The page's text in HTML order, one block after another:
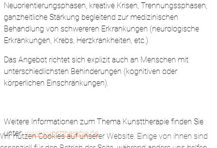
Neuorientierungsphasen, kreative Krisen, Trennungssphasen,
ganzheitliche Stärkung begleitend zur medizinischen
Behandlung von schwereren Erkrankungen (neurologische
Erkrankungen, Krebs, Herzkrankheiten, etc.)
Das Angebot richtet sich explizit auch an Menschen mit
unterschiedlichsten Behinderungen (kognitiven oder
körperlichen Einschränkungen).
Weitere Informationen zum Thema Kunsttherapie finden Sie
unter:www.kunsttherapie.de
Wir nutzen Cookies auf unserer Website. Einige von ihnen sind